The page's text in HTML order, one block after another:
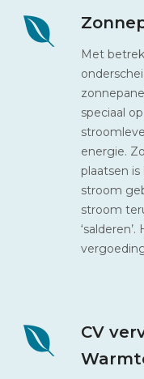
Met
speciaal
energie.
plaatsen
stroom
stroom
CV